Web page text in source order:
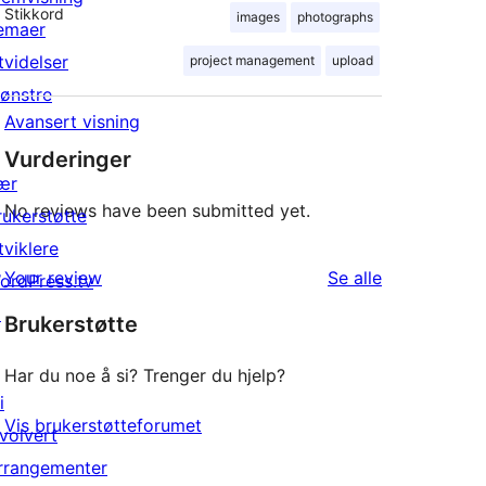
Stikkord images photographs
project management upload
Avansert visning
Vurderinger
No reviews have been submitted yet.
Your review Se alleomtalene
Brukerstøtte
Har du noe å si? Trenger du hjelp?
Vis brukerstøtteforumet